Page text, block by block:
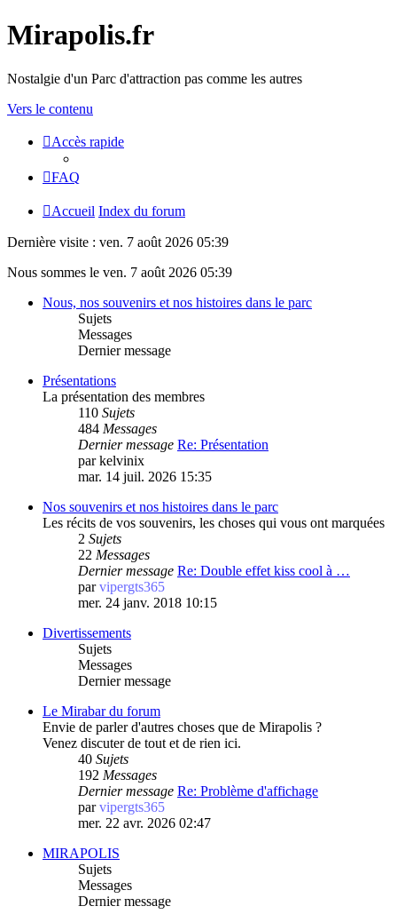
Mirapolis.fr
Nostalgie d'un Parc d'attraction pas comme les autres
Vers le contenu
Accès rapide
FAQ
Accueil Index du forum
Dernière visite : ven. 7 août 2026 05:39
Nous sommes le ven. 7 août 2026 05:39
Nous, nos souvenirs et nos histoires dans le parc
Sujets
Messages
Dernier message
Présentations
La présentation des membres
110 Sujets
484 Messages
Dernier message Re: Présentation
parkelvinix
mar. 14 juil. 2026 15:35
Nos souvenirs et nos histoires dans le parc
Les récits de vos souvenirs, les choses qui vous ont marquées
2 Sujets
22 Messages
Dernier message Re: Double effet kiss cool à …
parvipergts365
mer. 24 janv. 2018 10:15
Divertissements
Sujets
Messages
Dernier message
Le Mirabar du forum
Envie de parler d'autres choses que de Mirapolis ?
Venez discuter de tout et de rien ici.
40 Sujets
192 Messages
Dernier message Re: Problème d'affichage
parvipergts365
mer. 22 avr. 2026 02:47
MIRAPOLIS
Sujets
Messages
Dernier message